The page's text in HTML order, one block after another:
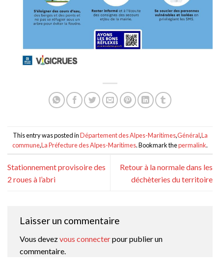
This entry was posted inDépartement des Alpes-Maritimes,Général,La
commune,La Préfecture des Alpes-Maritimes. Bookmark thepermalink.
Stationnement provisoire des
2 roues à l’abri
Retour à la normale dans les
déchèteries du territoire
Laisser un commentaire
Vous devezvous connecterpour publier un
commentaire.